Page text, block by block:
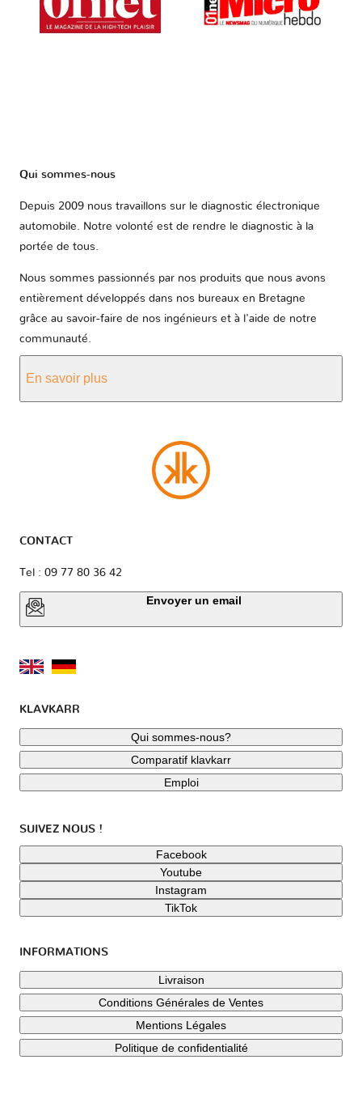
Qui sommes-nous
Depuis 2009 nous travaillons sur le diagnostic électronique
automobile. Notre volonté est de rendre le diagnostic à la
portée de tous.
Nous sommes passionnés par nos produits que nous avons
entièrement développés dans nos bureaux en Bretagne
grâce au savoir-faire de nos ingénieurs et à l'aide de notre
communauté.
En savoir plus
CONTACT
Tel : 09 77 80 36 42
Envoyer un email
KLAVKARR
Qui sommes-nous?
Comparatif klavkarr
Emploi
SUIVEZ NOUS !
Facebook
Youtube
Instagram
TikTok
INFORMATIONS
Livraison
Conditions Générales de Ventes
Mentions Légales
Politique de confidentialité